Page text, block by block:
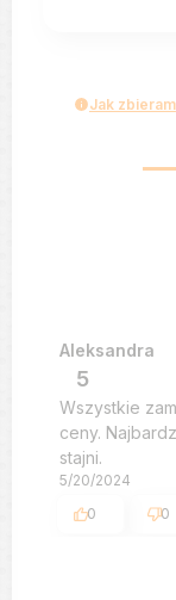
Jak
Aleksandra
5
Wszystkie
ceny.
stajni.
5/20/2024
0
0